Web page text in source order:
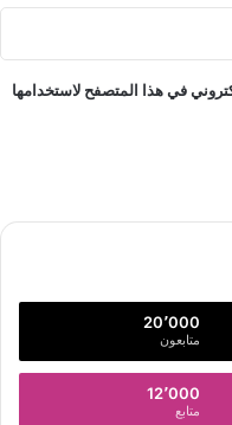
في هذا المتصفح لاستخدامها
20٬000
متابعون
12٬000
متابع